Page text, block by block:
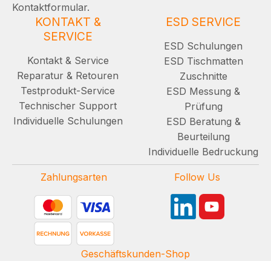
Kontaktformular.
KONTAKT &
SERVICE
Kontakt & Service
Reparatur & Retouren
Testprodukt-Service
Technischer Support
Individuelle Schulungen
ESD SERVICE
ESD Schulungen
ESD Tischmatten
Zuschnitte
ESD Messung &
Prüfung
ESD Beratung &
Beurteilung
Individuelle Bedruckung
Zahlungsarten Follow Us
Geschäftskunden-Shop